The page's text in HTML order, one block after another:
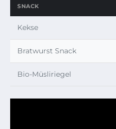
SNACK
Kekse
Bratwurst Snack
Bio-Müsliriegel